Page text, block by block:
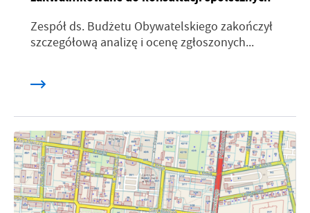
Zespół ds. Budżetu Obywatelskiego zakończył
szczegółową analizę i ocenę zgłoszonych...